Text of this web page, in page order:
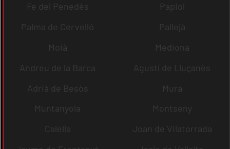
Fe del Penedès
Papiol
Palma de Cervelló
Pallejà
Moià
Mediona
Andreu de la Barca
Agustí de Lluçanès
Adrià de Besòs
Mura
Muntanyola
Montseny
Calella
Joan de Vilatorrada